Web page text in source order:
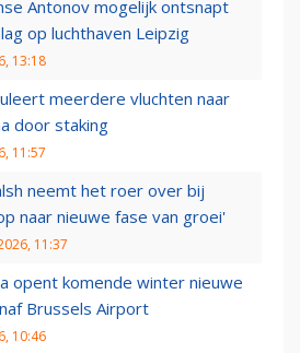
Antonov mogelijk ontsnapt
op luchthaven Leipzig
13:18
meerdere vluchten naar
door staking
11:57
neemt het roer over bij
naar nieuwe fase van groei'
11:37
opent komende winter nieuwe
Brussels Airport
10:46